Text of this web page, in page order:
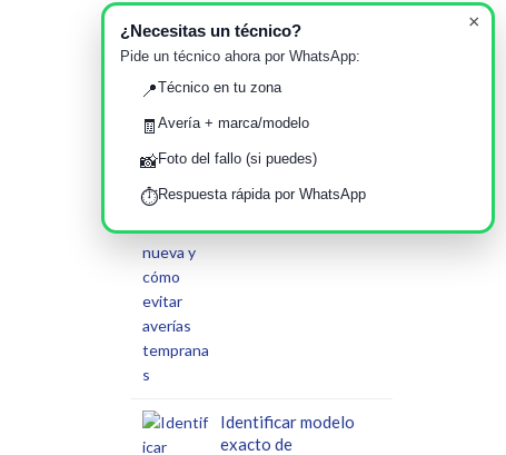
29 julio, 2026
Guía completa de
errores comunes al
nueva y cómo evitar
23 julio, 2026
Identificar modelo
exacto de
×
¿Necesitas un técnico?
Pide un técnico ahora por WhatsApp:
📍Técnico en tu zona
🧾 Avería + marca/modelo
📸Foto del fallo (si puedes)
⏱️Respuesta rápida por WhatsApp